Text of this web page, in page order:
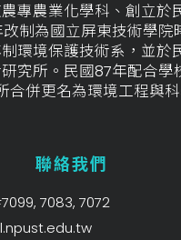
專農業化學科、創立於
制為國立屏東技術學院
環境保護技術系，並於
究所。民國87年配合學
合併更名為環境工程與科
聯絡我們
7083, 7072